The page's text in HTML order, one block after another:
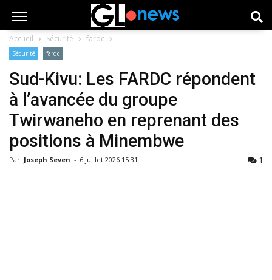
Accueil Sécurité fardc
Sécurité fardc
Sud-Kivu: Les FARDC répondent
à l’avancée du groupe
Twirwaneho en reprenant des
positions à Minembwe
Par Joseph Seven - 6 juillet 2026 15:31 1